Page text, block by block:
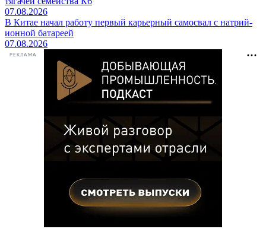
07.08.2026
В Китае начал работу первый карьерный самосвал с натрий-
ионной батареей
07.08.2026
РЕКЛАМА